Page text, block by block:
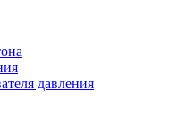
давления